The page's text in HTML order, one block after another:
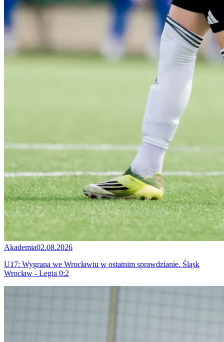
Akademia02.08.2026
U17: Wygrana we Wrocławiu w ostatnim sprawdzianie. Śląsk
Wrocław - Legia 0:2